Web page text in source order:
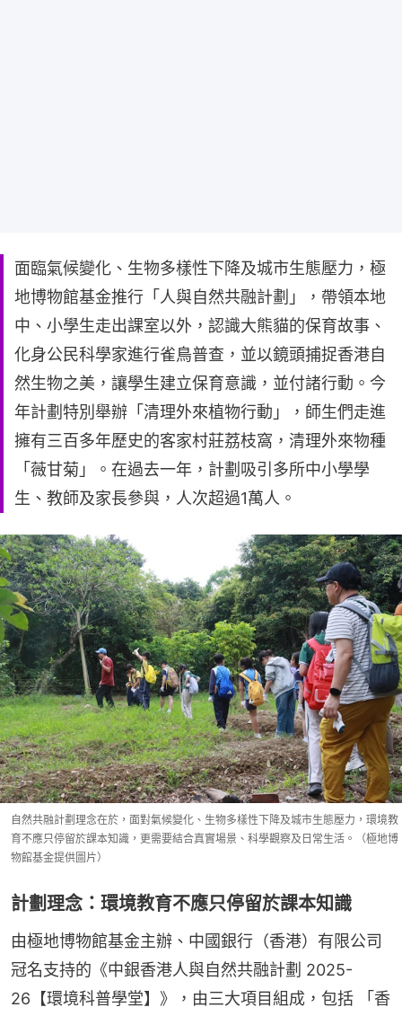
面臨氣候變化、生物多樣性下降及城市生態壓力，極
地博物館基金推行「人與自然共融計劃」，帶領本地
中、小學生走出課室以外，認識大熊貓的保育故事、
化身公民科學家進行雀鳥普查，並以鏡頭捕捉香港自
然生物之美，讓學生建立保育意識，並付諸行動。今
年計劃特別舉辦「清理外來植物行動」，師生們走進
擁有三百多年歷史的客家村莊荔枝窩，清理外來物種
「薇甘菊」。在過去一年，計劃吸引多所中小學學
生、教師及家長參與，人次超過1萬人。
自然共融計劃理念在於，面對氣候變化、生物多樣性下降及城市生態壓力，環境教
育不應只停留於課本知識，更需要結合真實場景、科學觀察及日常生活。（極地博
物館基金提供圖片）
計劃理念：環境教育不應只停留於課本知識
由極地博物館基金主辦、中國銀行（香港）有限公司
冠名支持的《中銀香港人與自然共融計劃 2025-
26【環境科普學堂】》，由三大項目組成，包括 「香